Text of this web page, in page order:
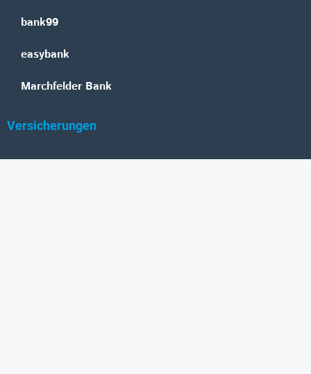
bank99
easybank
Marchfelder Bank
Versicherungen
Vienna Insurance Group